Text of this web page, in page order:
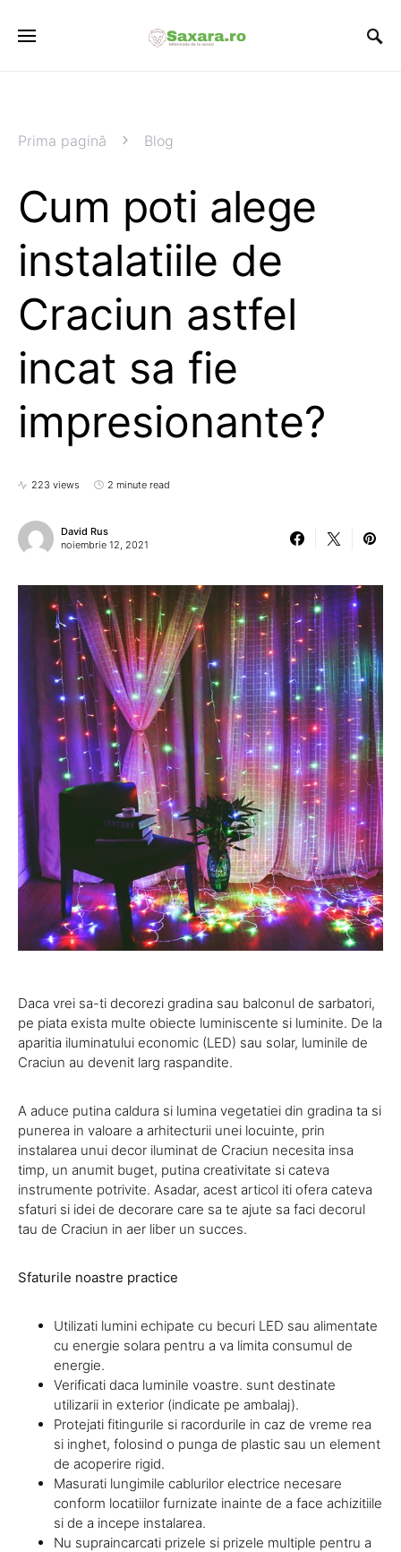
Prima pagină Blog
Cum poti alege
instalatiile de
Craciun astfel
incat sa fie
impresionante?
223 views 2 minute read
David Rus
noiembrie 12, 2021
Daca vrei sa-ti decorezi gradina sau balconul de sarbatori,
pe piata exista multe obiecte luminiscente si luminite. De la
aparitia iluminatului economic (LED) sau solar, luminile de
Craciun au devenit larg raspandite.
A aduce putina caldura si lumina vegetatiei din gradina ta si
punerea in valoare a arhitecturii unei locuinte, prin
instalarea unui decor iluminat de Craciun necesita insa
timp, un anumit buget, putina creativitate si cateva
instrumente potrivite. Asadar, acest articol iti ofera cateva
sfaturi si idei de decorare care sa te ajute sa faci decorul
tau de Craciun in aer liber un succes.
Sfaturile noastre practice
Utilizati lumini echipate cu becuri LED sau alimentate
cu energie solara pentru a va limita consumul de
energie.
Verificati daca luminile voastre. sunt destinate
utilizarii in exterior (indicate pe ambalaj).
Protejati fitingurile si racordurile in caz de vreme rea
si inghet, folosind o punga de plastic sau un element
de acoperire rigid.
Masurati lungimile cablurilor electrice necesare
conform locatiilor furnizate inainte de a face achizitiile
si de a incepe instalarea.
Nu supraincarcati prizele si prizele multiple pentru a